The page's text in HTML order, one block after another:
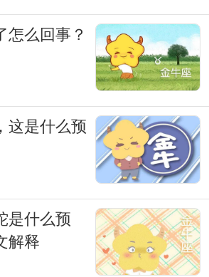
怎么回事？
这是什么预
是什么预
解释